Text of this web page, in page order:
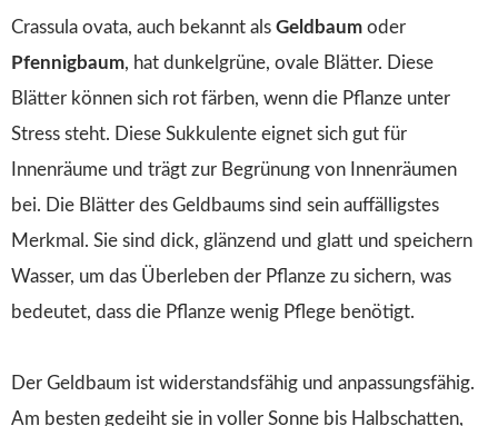
Crassula ovata, auch bekannt als Geldbaum oder
Pfennigbaum, hat dunkelgrüne, ovale Blätter. Diese
Blätter können sich rot färben, wenn die Pflanze unter
Stress steht. Diese Sukkulente eignet sich gut für
Innenräume und trägt zur Begrünung von Innenräumen
bei. Die Blätter des Geldbaums sind sein auffälligstes
Merkmal. Sie sind dick, glänzend und glatt und speichern
Wasser, um das Überleben der Pflanze zu sichern, was
bedeutet, dass die Pflanze wenig Pflege benötigt.
Der Geldbaum ist widerstandsfähig und anpassungsfähig.
Am besten gedeiht sie in voller Sonne bis Halbschatten,